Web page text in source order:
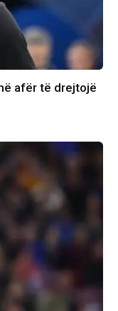
afër të drejtojë